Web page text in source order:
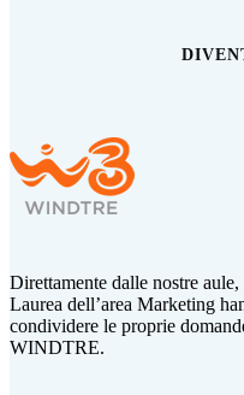
Direttamente dalle nostre
Laurea dell’area Marketing
condividere le proprie
WINDTRE.